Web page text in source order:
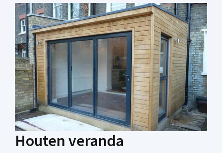
Houten veranda